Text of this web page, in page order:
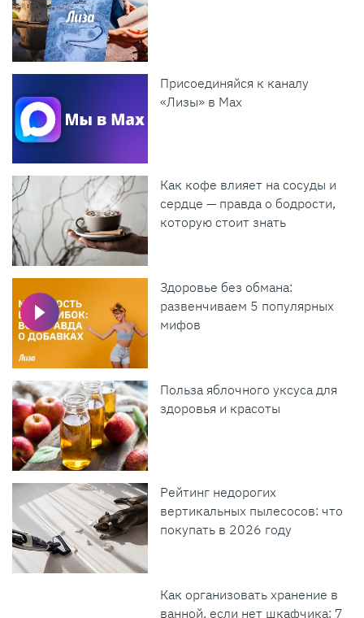
Присоединяйся к каналу
«Лизы» в Max
Как кофе влияет на сосуды и
сердце — правда о бодрости,
которую стоит знать
Здоровье без обмана:
развенчиваем 5 популярных
мифов
Польза яблочного уксуса для
здоровья и красоты
Рейтинг недорогих
вертикальных пылесосов: что
покупать в 2026 году
Как организовать хранение в
ванной, если нет шкафчика: 7